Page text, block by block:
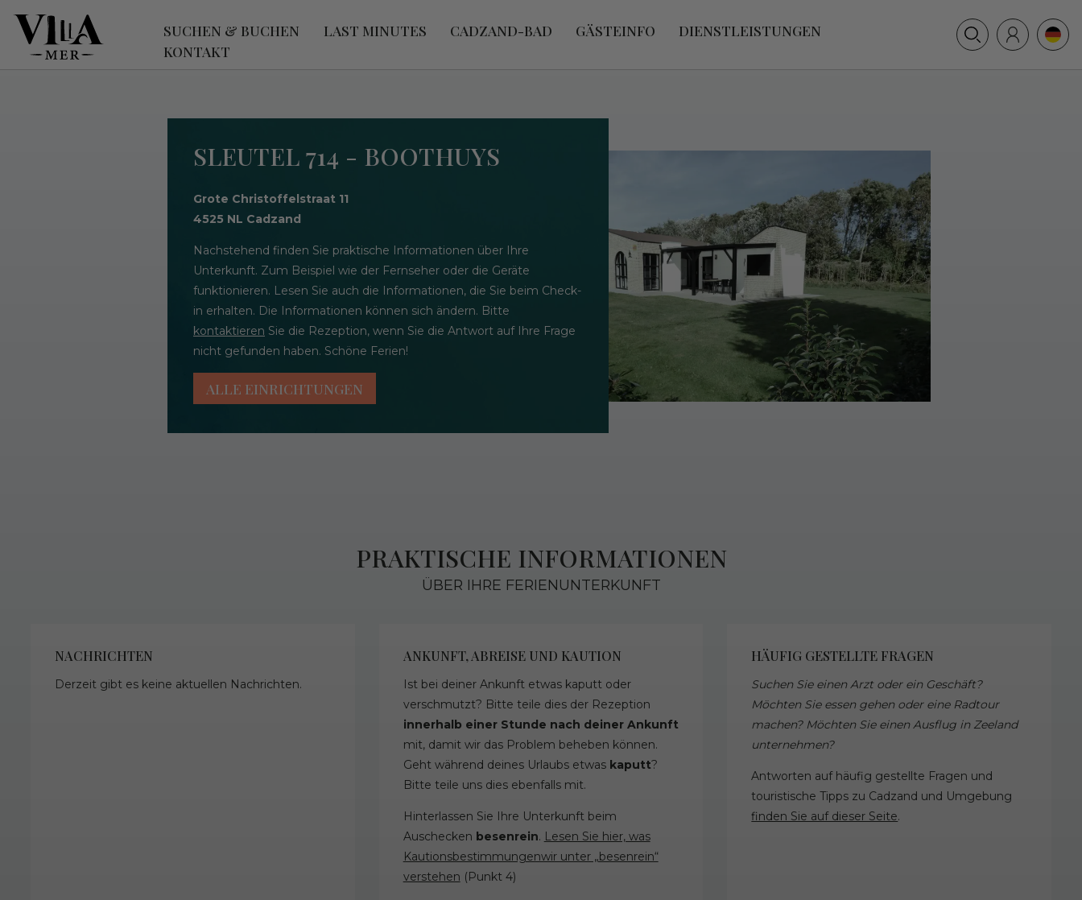
SUCHEN & BUCHEN LAST MINUTES CADZAND-BAD GÄSTEINFO
DIENSTLEISTUNGEN
KONTAKT
SLEUTEL 714 - BOOTHUYS
Grote Christoffelstraat 11
4525 NL Cadzand
Nachstehend finden Sie praktische Informationen über Ihre
Unterkunft. Zum Beispiel wie der Fernseher oder die Geräte
funktionieren. Lesen Sie auch die Informationen, die Sie beim Check-
in erhalten. Die Informationen können sich ändern. Bitte
kontaktieren Sie die Rezeption, wenn Sie die Antwort auf Ihre Frage
nicht gefunden haben. Schöne Ferien!
ALLE EINRICHTUNGEN
PRAKTISCHE INFORMATIONEN
ÜBER IHRE FERIENUNTERKUNFT
NACHRICHTEN
Derzeit gibt es keine aktuellen Nachrichten.
ANKUNFT, ABREISE UND KAUTION
Ist bei deiner Ankunft etwas kaputt oder
verschmutzt? Bitte teile dies der Rezeption
innerhalb einer Stunde nach deiner Ankunft
mit, damit wir das Problem beheben können.
Geht während deines Urlaubs etwas kaputt?
Bitte teile uns dies ebenfalls mit.
Hinterlassen Sie Ihre Unterkunft beim
Auschecken besenrein. Lesen Sie hier, was
Kautionsbestimmungenwir unter „besenrein“
verstehen (Punkt 4)
HÄUFIG GESTELLTE FRAGEN
Suchen Sie einen Arzt oder ein Geschäft?
Möchten Sie essen gehen oder eine Radtour
machen? Möchten Sie einen Ausflug in Zeeland
unternehmen?
Antworten auf häufig gestellte Fragen und
touristische Tipps zu Cadzand und Umgebung
finden Sie auf dieser Seite.